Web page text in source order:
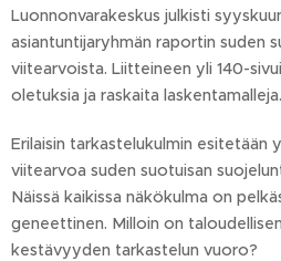
Luonnonvarakeskus julkisti
asiantuntijaryhmän raportin suden
viitearvoista. Liitteineen yli 140-
oletuksia ja raskaita laskentamalleja.
Erilaisin tarkastelukulmin esitetään
viitearvoa suden suotuisan
Näissä kaikissa näkökulma on
geneettinen. Milloin on
kestävyyden tarkastelun vuoro?